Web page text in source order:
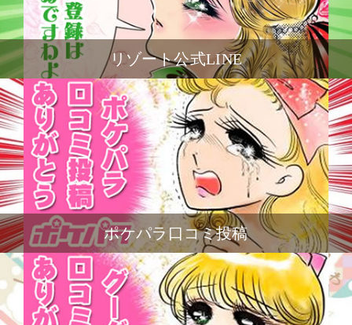
リゾート公式LINE
ポケパラ口コミ投稿